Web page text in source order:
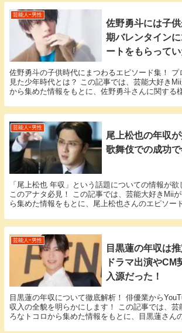
芸能人ｰ男性
佐野勇斗には子
期バレンタイン
ートをもらってい
佐野勇斗の子供時代にまつわるエピソード集！ プ
見た少年時代とは？ この記事では、芸能大好き
から集めた情報をもとに、佐野勇斗さんに関する
芸能人ｰ男性
尾上松也の年収
歌舞伎での成功
「尾上松也 年収」という話題についての情報が
このアナタ必見！ この記事では、芸能大好きMii
ら集めた情報をもとに、尾上松也さんのエピソー
芸能人ｰ男性
目黒蓮の年収は
ドラマ出演やCM
入源だった！
目黒蓮の年収について徹底解析！ 俳優業から
収入の全貌を明らかにします！ この記事では、
ろなトコロから集めた情報をもとに、目黒蓮さん